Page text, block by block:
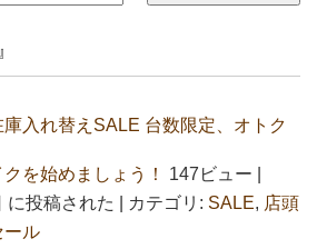
庫入れ替えSALE 台数限定、オトク
を始めましょう！ 147ビュー
に投稿された
カテゴリ: SALE, 店頭
ール